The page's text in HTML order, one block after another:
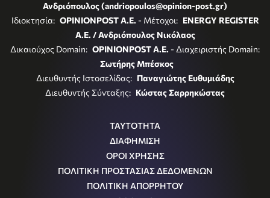
Ανδριόπουλος (andriopoulos@opinion-post.gr)
Ιδιοκτησία: OPINIONPOST A.E. - Μέτοχοι: ENERGY REGISTER
Α.Ε. / Ανδριόπουλος Νικόλαος
Δικαιούχος Domain: OPINIONPOST A.E. - Διαχειριστής Domain:
Σωτήρης Μπέσκος
Διευθυντής Ιστοσελίδας: Παναγιώτης Ευθυμιάδης
Διευθυντής Σύνταξης: Κώστας Σαρρηκώστας
ΤΑΥΤΟΤΗΤΑ
ΔΙΑΦΗΜΙΣΗ
ΟΡΟΙ ΧΡΗΣΗΣ
ΠΟΛΙΤΙΚΗ ΠΡΟΣΤΑΣΙΑΣ ΔΕΔΟΜΕΝΩΝ
ΠΟΛΙΤΙΚΗ ΑΠΟΡΡΗΤΟΥ